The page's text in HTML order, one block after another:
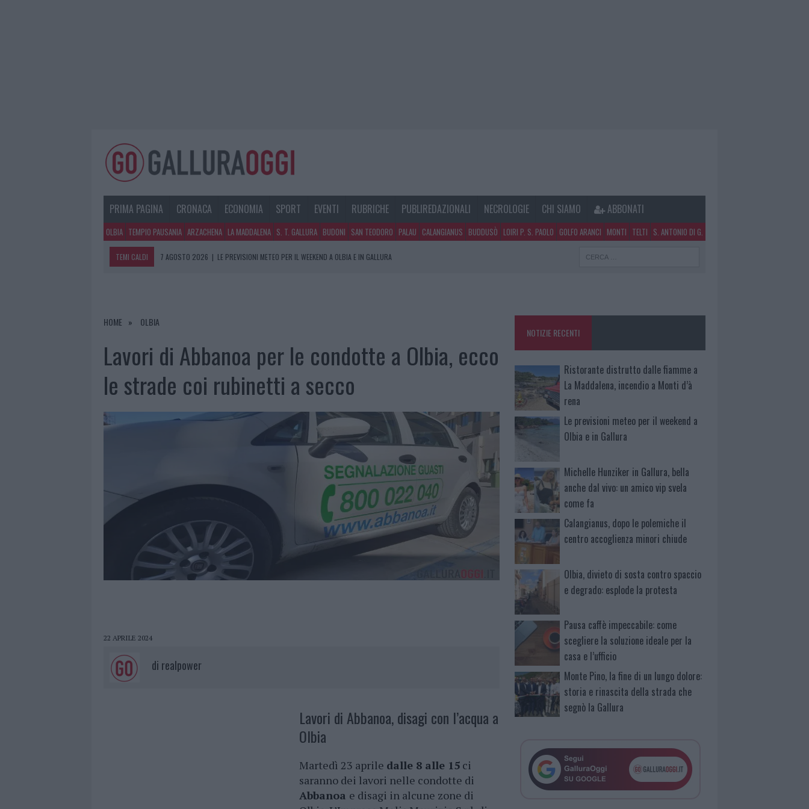
PRIMA PAGINA CRONACA ECONOMIA SPORT EVENTI RUBRICHE PUBLIREDAZIONALI NECROLOGIE CHI SIAMO ABBONATI
OLBIA TEMPIO PAUSANIA ARZACHENA LA MADDALENA S. T. GALLURA BUDONI SAN TEODORO PALAU CALANGIANUS BUDDUSÒ LOIRI P. S. PAOLO GOLFO ARANCI MONTI TELTI S. ANTONIO DI G.
TEMI CALDI 7 AGOSTO 2026 | LE PREVISIONI METEO PER IL WEEKEND A OLBIA E IN GALLURA
7 AGOSTO 2026
HOME OLBIA
Lavori di Abbanoa per le condotte a Olbia, ecco
le strade coi rubinetti a secco
22 APRILE 2024
di realpower
Lavori di Abbanoa, disagi con l’acqua a
Olbia
Martedì 23 aprile dalle 8 alle 15 ci
saranno dei lavori nelle condotte di
Abbanoa e disagi in alcune zone di
NOTIZIE RECENTI
Ristorante distrutto dalle fiamme a
La Maddalena, incendio a Monti d’à
rena
Le previsioni meteo per il weekend a
Olbia e in Gallura
Michelle Hunziker in Gallura, bella
anche dal vivo: un amico vip svela
come fa
Calangianus, dopo le polemiche il
centro accoglienza minori chiude
Olbia, divieto di sosta contro spaccio
e degrado: esplode la protesta
Pausa caffè impeccabile: come
scegliere la soluzione ideale per la
casa e l’ufficio
Monte Pino, la fine di un lungo dolore:
storia e rinascita della strada che
segnò la Gallura